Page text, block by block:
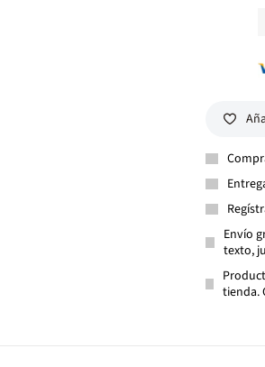
Envío
texto,
tienda.